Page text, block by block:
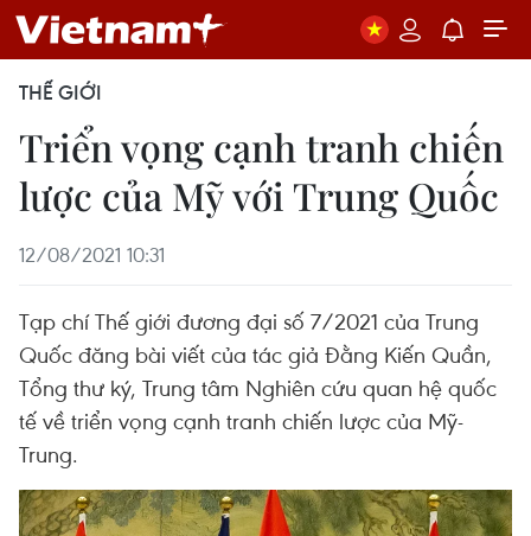
THẾ GIỚI
Triển vọng cạnh tranh chiến
lược của Mỹ với Trung Quốc
12/08/2021 10:31
Tạp chí Thế giới đương đại số 7/2021 của Trung
Quốc đăng bài viết của tác giả Đằng Kiến Quần,
Tổng thư ký, Trung tâm Nghiên cứu quan hệ quốc
tế về triển vọng cạnh tranh chiến lược của Mỹ-
Trung.